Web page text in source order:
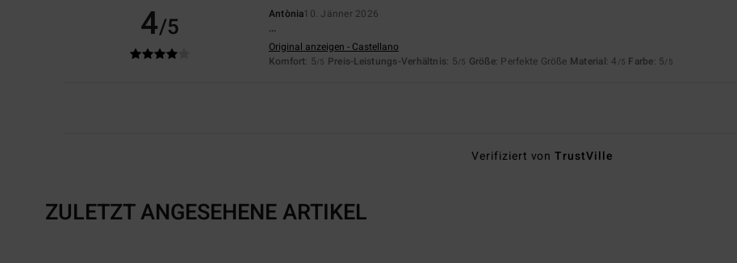
4/5 Antònia10. Jänner 2026
...
Original anzeigen - Castellano
Komfort: 5/5 Preis-Leistungs-Verhältnis: 5/5 Größe: Perfekte Größe Material: 4 /5 Farbe: 5/5
Verifiziert vonTrustVille
ZULETZT ANGESEHENE ARTIKEL